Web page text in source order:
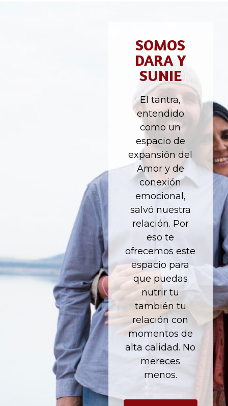
SOMOS
DARA Y
SUNIE
El tantra,
entendido
como un
espacio de
expansión del
Amor y de
conexión
emocional,
salvó nuestra
relación. Por
eso te
ofrecemos este
espacio para
que puedas
nutrir tu
también tu
relación con
momentos de
alta calidad. No
mereces
menos.